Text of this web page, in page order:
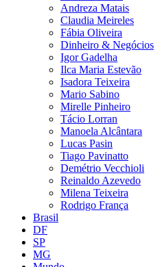
Andreza Matais
Claudia Meireles
Fábia Oliveira
Dinheiro & Negócios
Igor Gadelha
Ilca Maria Estevão
Isadora Teixeira
Mario Sabino
Mirelle Pinheiro
Tácio Lorran
Manoela Alcântara
Lucas Pasin
Tiago Pavinatto
Demétrio Vecchioli
Reinaldo Azevedo
Milena Teixeira
Rodrigo França
Brasil
DF
SP
MG